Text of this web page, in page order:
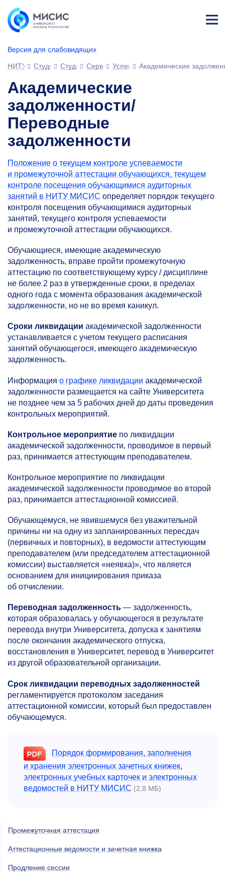
Версия для слабовидящих
ине
НИТУ МИСИС
СтудентамСтуденческий офис
Сервисы для обучающихся
УспеваемостьАкадемические
Академические
задолженности/
Переводные
задолженности
Положение о текущем контроле успеваемости
и промежуточной аттестации обучающихся, текущем
контроле посещения обучающимися аудиторных
занятий в НИТУ МИСИС определяет порядок текущего
контроля посещения обучающимися аудиторных
занятий, текущего контроля успеваемости
и промежуточной аттестации обучающихся.
Обучающиеся, имеющие академическую
задолженность, вправе пройти промежуточную
аттестацию по соответствующему курсу / дисциплине
не более 2 раз в утвержденные сроки, в пределах
одного года с момента образования академической
задолженности, но не во время каникул.
Сроки ликвидации академической задолженности
устанавливается с учетом текущего расписания
занятий обучающегося, имеющего академическую
задолженность.
Информация о графике ликвидации академической
задолженности размещается на сайте Университета
не позднее чем за 5 рабочих дней до даты проведения
контрольных мероприятий.
Контрольное мероприятие по ликвидации
академической задолженности, проводимое в первый
раз, принимается аттестующим преподавателем.
Контрольное мероприятие по ликвидации
академической задолженности проводимое во второй
раз, принимается аттестационной комиссией.
Обучающемуся, не явившемуся без уважительной
причины ни на одну из запланированных пересдач
(первичных и повторных), в ведомости аттестующим
преподавателем (или председателем аттестационной
комиссии) выставляется «неявка)», что является
основанием для инициирования приказа
об отчислении.
Переводная задолженность — задолженность,
которая образовалась у обучающегося в результате
перевода внутри Университета, допуска к занятиям
после окончания академического отпуска,
восстановления в Университет, перевод в Университет
из другой образовательной организации.
Срок ликвидации переводных задолженностей
регламентируется протоколом заседания
аттестационной комиссии, который был предоставлен
обучающемуся.
Порядок формирования, заполнения
и хранения электронных зачетных книжек,
электронных учебных карточек и электронных
ведомостей в НИТУ МИСИС (2,8 МБ)
Промежуточная аттестация
Аттестационные ведомости и зачетная книжка
Продление сессии